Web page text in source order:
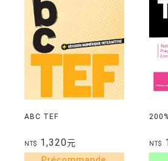
ABC TEF
NT$ 1,320元 NT$